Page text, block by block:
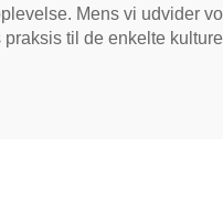
Mens vi udvider
til de enkelte